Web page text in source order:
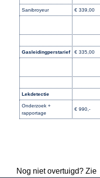
Sanibroyeur € 339,00
Gasleidingperstarief € 335,00
Lekdetectie
Onderzoek +
rapportage
€ 990,-
Nog niet overtuigd? Zie